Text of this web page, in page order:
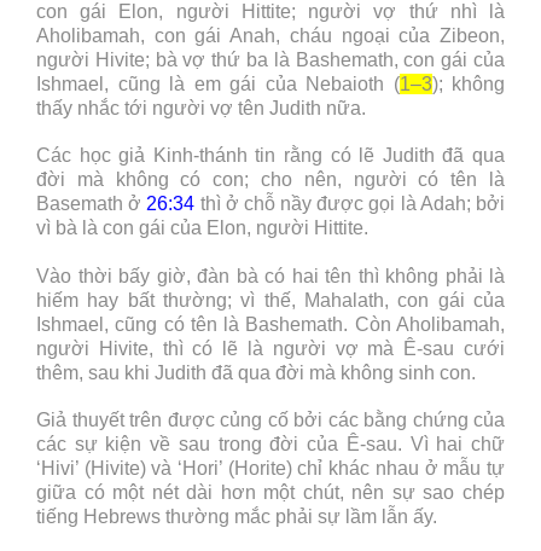
con gái Elon, người Hittite; người vợ thứ nhì là
Aholibamah, con gái Anah, cháu ngoại của Zibeon,
người Hivite; bà vợ thứ ba là Bashemath, con gái của
Ishmael, cũng là em gái của Nebaioth (1–3); không
thấy nhắc tới người vợ tên Judith nữa.
Các học giả Kinh-thánh tin rằng có lẽ Judith đã qua
đời mà không có con; cho nên, người có tên là
Basemath ở 26:34 thì ở chỗ nầy được gọi là Adah; bởi
vì bà là con gái của Elon, người Hittite.
Vào thời bấy giờ, đàn bà có hai tên thì không phải là
hiếm hay bất thường; vì thế, Mahalath, con gái của
Ishmael, cũng có tên là Bashemath. Còn Aholibamah,
người Hivite, thì có lẽ là người vợ mà Ê-sau cưới
thêm, sau khi Judith đã qua đời mà không sinh con.
Giả thuyết trên được củng cố bởi các bằng chứng của
các sự kiện về sau trong đời của Ê-sau. Vì hai chữ
‘Hivi’ (Hivite) và ‘Hori’ (Horite) chỉ khác nhau ở mẫu tự
giữa có một nét dài hơn một chút, nên sự sao chép
tiếng Hebrews thường mắc phải sự lầm lẫn ấy.